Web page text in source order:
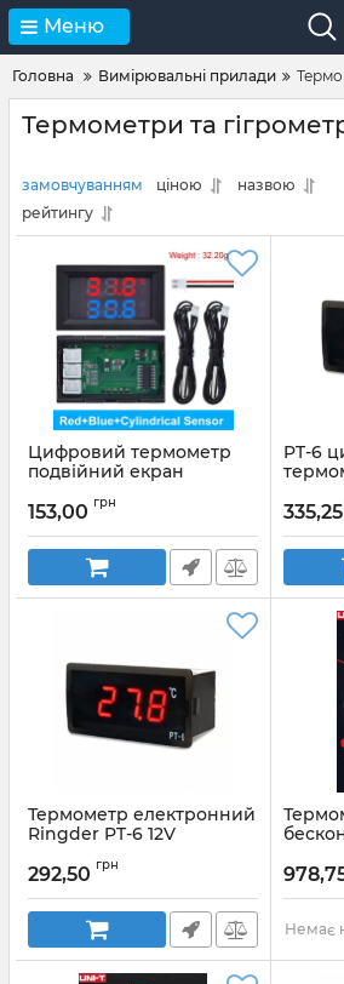
Меню
Головна Вимірювальні прилади
Термометри та
замовчуванням ціною
назвою
рейтингу
Цифровий термометр
подвійний екран
синій-20°С-100°С
Артикул: Термометр_2LED_2NTC
153,00 грн
PT-6
Артикул:
335,25
Термометр електронний
Ringder PT-6 12V
292,50 грн
Артикул:
Немає